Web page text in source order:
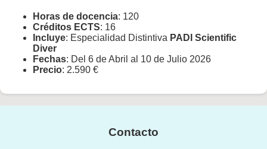
Horas de docencia: 120
Créditos ECTS: 16
Incluye: Especialidad Distintiva PADI Scientific
Diver
Fechas: Del 6 de Abril al 10 de Julio 2026
Precio: 2.590 €
Contacto